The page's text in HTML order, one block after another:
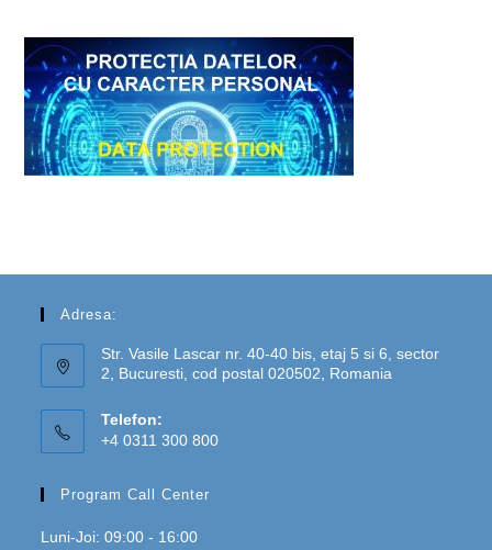
Adresa:
Str. Vasile Lascar nr. 40-40 bis, etaj 5 si 6, sector
2, Bucuresti, cod postal 020502, Romania
Telefon:
+4 0311 300 800
Program Call Center
Luni-Joi: 09:00 - 16:00